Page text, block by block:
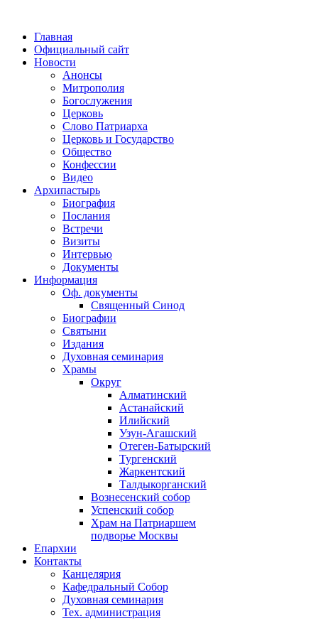
Главная
Официальный сайт
Новости
Анонсы
Митрополия
Богослужения
Церковь
Слово Патриарха
Церковь и Государство
Общество
Конфессии
Видео
Архипастырь
Биография
Послания
Встречи
Визиты
Интервью
Документы
Информация
Оф. документы
Священный Синод
Биографии
Святыни
Издания
Духовная семинария
Храмы
Округ
Алматинский
Астанайский
Илийский
Узун-Агашский
Отеген-Батырский
Тургенский
Жаркентский
Талдыкорганский
Вознесенский собор
Успенский собор
Храм на Патриаршем
подворье Москвы
Епархии
Контакты
Канцелярия
Кафедральный Собор
Духовная семинария
Тех. администрация